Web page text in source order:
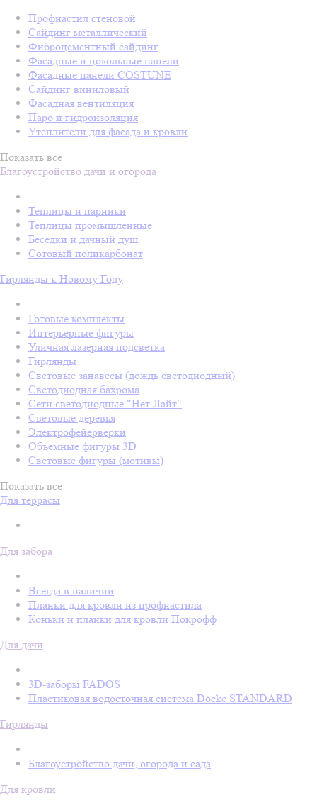
Профнастил стеновой
Сайдинг металлический
Фиброцементный сайдинг
Фасадные и цокольные панели
Фасадные панели COSTUNE
Сайдинг виниловый
Фасадная вентиляция
Паро и гидроизоляция
Утеплители для фасада и кровли
Показать все
Благоустройство дачи и огорода
Теплицы и парники
Теплицы промышленные
Беседки и дачный душ
Сотовый поликарбонат
Гирлянды к Новому Году
Готовые комплекты
Интерьерные фигуры
Уличная лазерная подсветка
Гирлянды
Световые занавесы (дождь светодиодный)
Светодиодная бахрома
Сети светодиодные "Нет Лайт"
Световые деревья
Электрофейерверки
Объемные фигуры 3D
Световые фигуры (мотивы)
Показать все
Для террасы
Для забора
Всегда в наличии
Планки для кровли из профнастила
Коньки и планки для кровли Покрофф
Для дачи
3D-заборы FADOS
Пластиковая водосточная система Döcke STANDARD
Гирлянды
Благоустройство дачи, огорода и сада
Для кровли